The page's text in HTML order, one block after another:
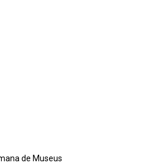
de Museus